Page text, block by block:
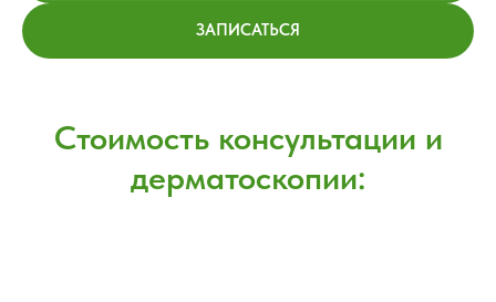
ЗАПИСАТЬСЯ
Стоимость консультации и
дерматоскопии: